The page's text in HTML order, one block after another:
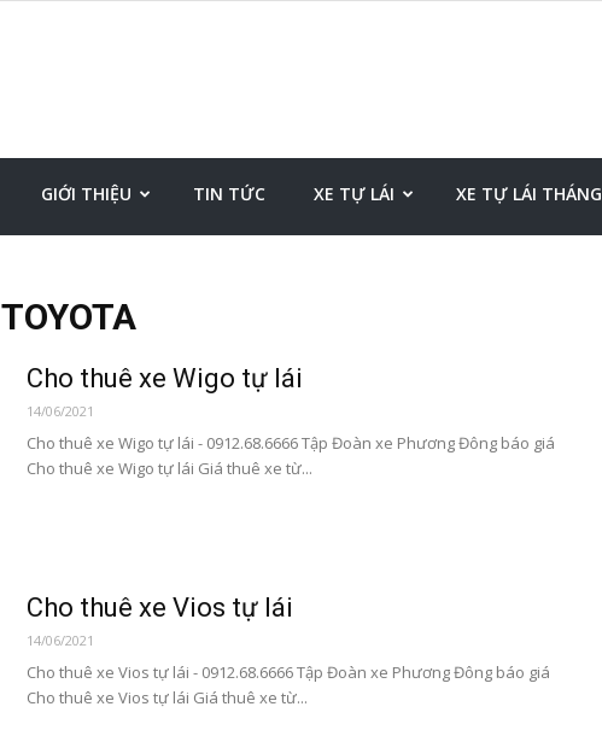
Xe
GIỚI THIỆU TIN TỨC XE TỰ LÁI XE TỰ LÁI THÁNG
Cho thuê xe Wigo tự lái
14/06/2021
Cho thuê xe Wigo tự lái - 0912.68.6666 Tập Đoàn xe Phương Đông báo giá
Cho thuê xe Wigo tự lái Giá thuê xe từ...
Cho thuê xe Vios tự lái
14/06/2021
Cho thuê xe Vios tự lái - 0912.68.6666 Tập Đoàn xe Phương Đông báo giá
Cho thuê xe Vios tự lái Giá thuê xe từ...